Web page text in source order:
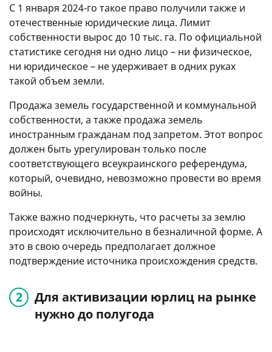
С 1 января 2024-го такое право получили также и
отечественные юридические лица. Лимит
собственности вырос до 10 тыс. га. По официальной
статистике сегодня ни одно лицо – ни физическое,
ни юридическое – не удерживает в одних руках
такой объем земли.
Продажа земель государственной и коммунальной
собственности, а также продажа земель
иностранным гражданам под запретом. Этот вопрос
должен быть урегулирован только после
соответствующего всеукраинского референдума,
который, очевидно, невозможно провести во время
войны.
Также важно подчеркнуть, что расчеты за землю
происходят исключительно в безналичной форме. А
это в свою очередь предполагает должное
подтверждение источника происхождения средств.
Для активизации юрлиц на рынке
нужно до полугода